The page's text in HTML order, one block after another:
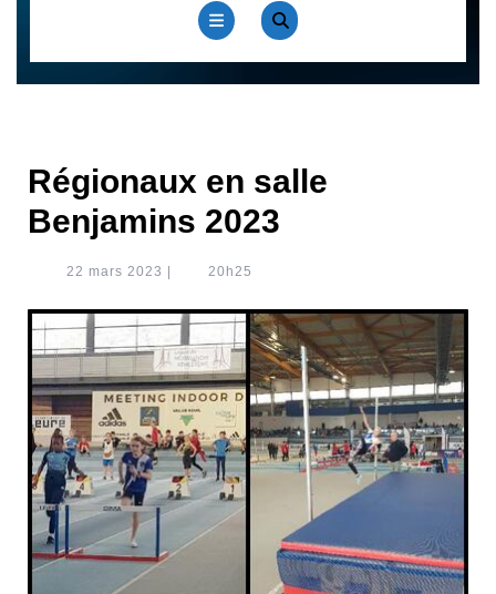
Open
Button
Régionaux en salle
Benjamins 2023
22 mars 2023 22
2023
20h25